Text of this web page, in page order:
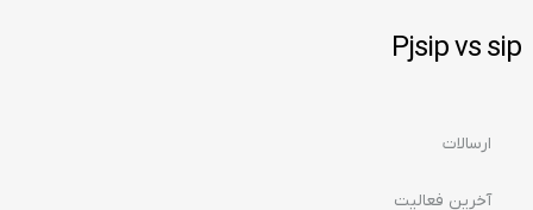
Pjsip vs sip
ارسالات
آخرین فعالیت